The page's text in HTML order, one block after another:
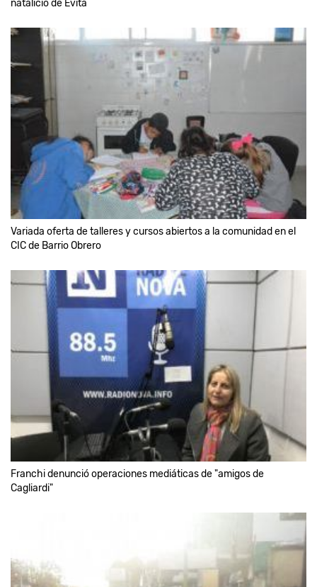
natalicio de Evita
Variada oferta de talleres y cursos abiertos a la comunidad en el
CIC de Barrio Obrero
Franchi denunció operaciones mediáticas de "amigos de
Cagliardi"